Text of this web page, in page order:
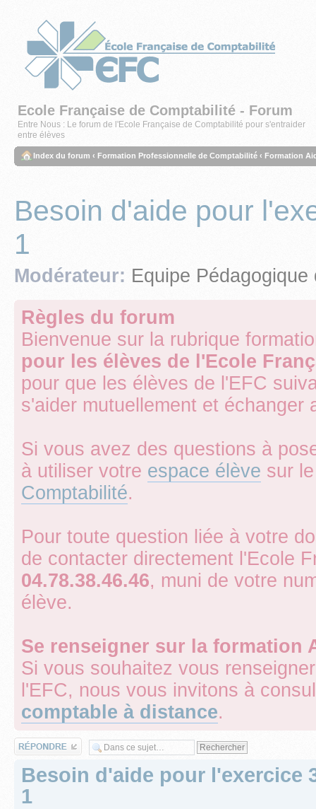
Ecole Française de Comptabilité - Forum
Entre Nous : Le forum de l'Ecole Française de Comptabilité pour s'entraider
entre élèves
Index du forum ‹ Formation Professionnelle de Comptabilité ‹ Formation
Besoin d'aide pour
1
Modérateur: Equipe Pédagogique
Règles du forum
Bienvenue sur la rubrique
pour les élèves de l'Ecole
pour que les élèves de l'EFC
s'aider mutuellement et échanger
Si vous avez des questions à
à utiliser votre espace élève sur
Comptabilité.
Pour toute question liée à votre
de contacter directement l'Ecole
04.78.38.46.46, muni de votre
élève.
Se renseigner sur la formation
Si vous souhaitez vous
l'EFC, nous vous invitons à
comptable à distance.
Répondre
Besoin d'aide pour l'exercice
1